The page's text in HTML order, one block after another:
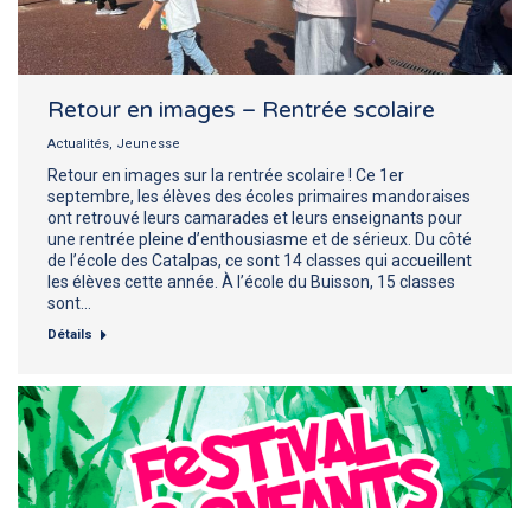
Retour en images – Rentrée scolaire
Actualités, Jeunesse
Retour en images sur la rentrée scolaire ! Ce 1er
septembre, les élèves des écoles primaires mandoraises
ont retrouvé leurs camarades et leurs enseignants pour
une rentrée pleine d’enthousiasme et de sérieux. Du côté
de l’école des Catalpas, ce sont 14 classes qui accueillent
les élèves cette année. À l’école du Buisson, 15 classes
sont…
Détails